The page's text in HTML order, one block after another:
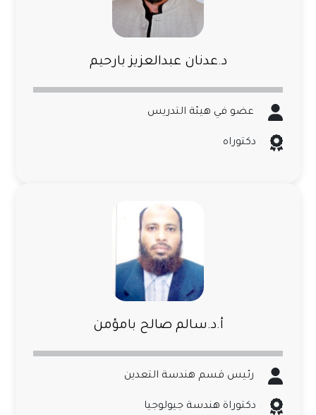
د.عدنان عبدالعزيز بارحيم
عضو في هيئة التدريس
دكتوراه
أ.د.سالم صالح بامؤمن
رئيس قسم هندسة التعدين
دكتوراة هندسة جيولوجيا